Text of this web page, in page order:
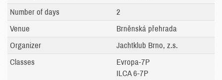
Number of days
2
Venue
Brněnská přehrada
Organizer
Jachtklub Brno, z.s.
Classes
Evropa-7P
ILCA 6-7P